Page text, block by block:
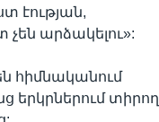
էության,
չեն արձակելու»:
հիմնականում
երկրներում տիրող